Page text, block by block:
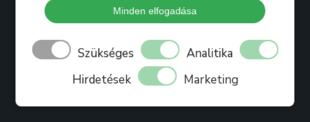
Minden elfogadása
Szükséges
Analitika
Hirdetések
Marketing
Ajándékkártya
Blog
Jelentkezés